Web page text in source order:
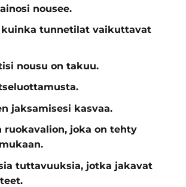
nousee.
kuinka tunnetilat vaikuttavat
nousu on takuu.
jaksamisesi kasvaa.
ruokavalion, joka on tehty
tuttavuuksia, jotka jakavat